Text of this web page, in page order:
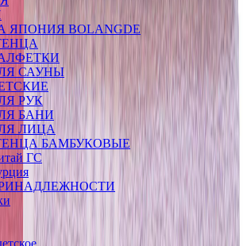
BOLANGDE
САУНЫ
РУК
БАНИ
ЛИЦА
БАМБУКОВЫЕ
ГС